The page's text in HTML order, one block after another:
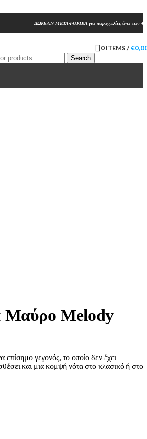
ΔΩΡΕΑΝ ΜΕΤΑΦΟΡΙΚΑ για παραγγελίες άνω των
Search
0 ITEMS /€
Μαύρο Melody
επίσημο γεγονός, το οποίο δεν έχει
και μια κομψή νότα στο κλασικό ή στο